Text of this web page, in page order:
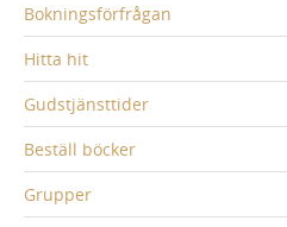
Bokningsförfrågan
Hitta hit
Gudstjänsttider
Beställ böcker
Grupper